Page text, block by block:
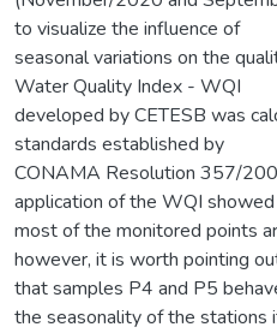
to visualize the influence of
seasonal variations on the
Water Quality Index - WQI
developed by CETESB was
standards established by
CONAMA Resolution 357/
application of the WQI
most of the monitored points
however, it is worth pointing
that samples P4 and P5
the seasonality of the stations